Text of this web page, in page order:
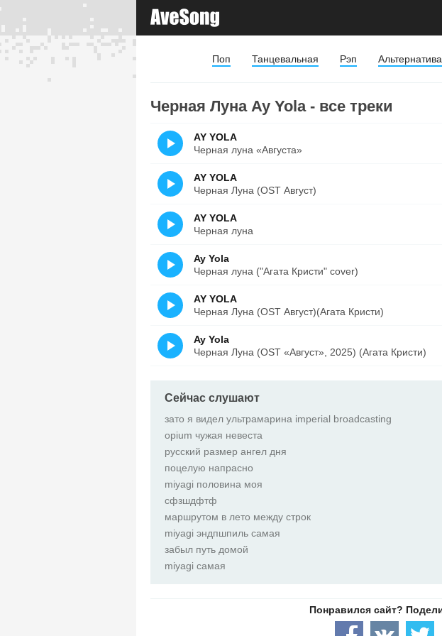
Поп Танцевальная Рэп Альтернатива
Черная Луна Ay Yola - все треки
AY YOLA
Черная луна «Августа»
AY YOLA
Черная Луна (OST Август)
AY YOLA
Черная луна
Ay Yola
Черная луна ("Агата Кристи" cover)
AY YOLA
Черная Луна (OST Август)(Агата Кристи)
Ay Yola
Черная Луна (OST «Август», 2025) (Агата Кристи)
Сейчас слушают
зато я видел ультрамарина imperial broadcasting
opium чужая невеста
русский размер ангел дня
поцелую напрасно
miyagi половина моя
сфзшдфтф
маршрутом в лето между строк
miyagi эндпшпиль самая
забыл путь домой
miyagi самая